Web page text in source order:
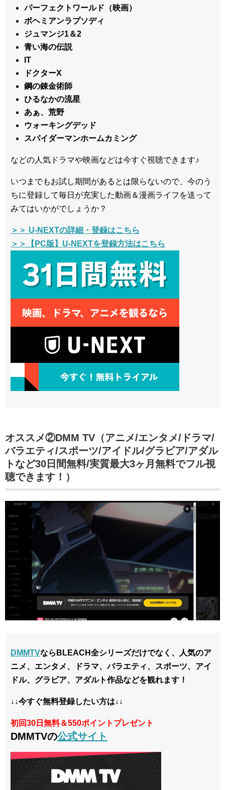
パーフェクトワールド（映画）
ボヘミアンラプソディ
ジュマンジ1＆2
青い海の伝説
IT
ドクターX
鋼の錬金術師
ひるなかの流星
あぁ、荒野
ウォーキングデッド
スパイダーマンホームカミング
などの人気ドラマや映画などは今すぐ視聴できます♪
いつまでもお試し期間があるとは限らないので、今のう
ちに登録して毎日が充実した動画＆漫画ライフを送って
みてはいかがでしょうか？
＞＞ U-NEXTの詳細・登録はこちら
＞＞【PC版】U-NEXTを登録方法はこちら
オススメ②DMM TV（アニメ/エンタメ/ドラマ/
バラエティ/スポーツ/アイドル/グラビア/アダル
トなど30日間無料/実質最大3ヶ月無料でフル視
聴できます！）
DMMTVならBLEACH全シリーズだけでなく、人気のア
ニメ、エンタメ、ドラマ、バラエティ、スポーツ、アイ
ドル、グラビア、アダルト作品などを観れます！
↓↓今すぐ無料登録したい方は↓↓
初回30日無料＆550ポイントプレゼント
DMMTVの公式サイト